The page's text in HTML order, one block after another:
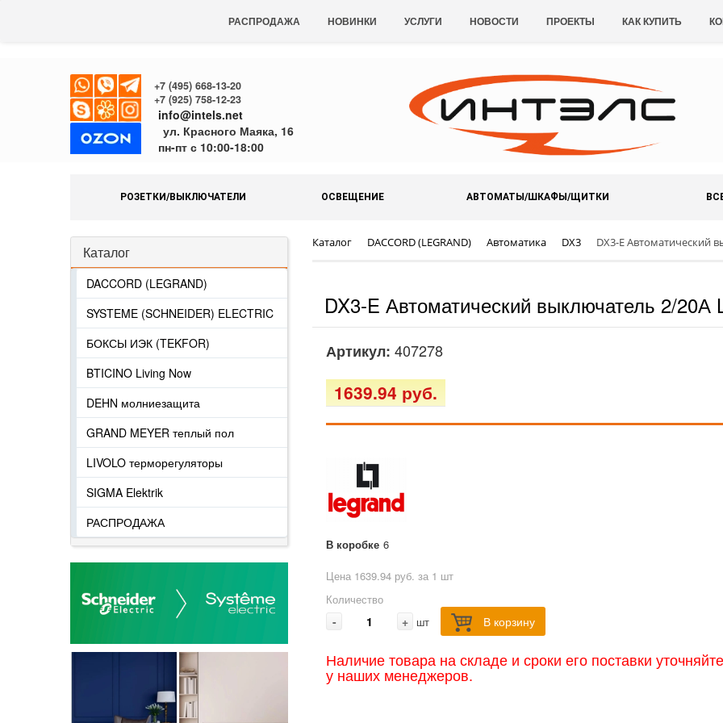
РАСПРОДАЖА НОВИНКИ УСЛУГИ НОВОСТИ ПРОЕКТЫ КАК КУПИТЬ
+7 (495) 668-13-20
+7 (925) 758-12-23
info@intels.net
ул. Красного Маяка, 16
пн-пт с 10:00-18:00
РОЗЕТКИ/ВЫКЛЮЧАТЕЛИ ОСВЕЩЕНИЕ АВТОМАТЫ/ШКАФЫ/ЩИТКИ
Каталог
DACCORD (LEGRAND)
SYSTEME (SCHNEIDER) ELECTRIC
БОКСЫ ИЭК (TEKFOR)
BTICINO Living Now
DEHN молниезащита
GRAND MEYER теплый пол
LIVOLO терморегуляторы
SIGMA Elektrik
РАСПРОДАЖА
Каталог DACCORD (LEGRAND) Автоматика DX3 DX3-E Автоматический
DX3-E Автоматический выключатель 2/20А
Артикул: 407278
1639.94 руб.
В коробке 6
Цена 1639.94 руб. за 1 шт
Количество
- + шт В корзину
Наличие товара на складе и сроки его поставки
у наших менеджеров.